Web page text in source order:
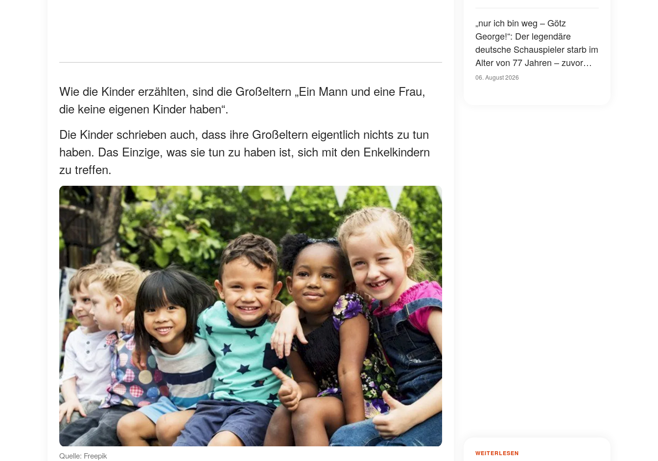
Wie die Kinder erzählten, sind die Großeltern „Ein Mann und eine Frau,
die keine eigenen Kinder haben“.
Die Kinder schrieben auch, dass ihre Großeltern eigentlich nichts zu tun
haben. Das Einzige, was sie tun zu haben ist, sich mit den Enkelkindern
zu treffen.
Quelle: Freepik
„nur ich bin weg – Götz
George!“: Der legendäre
deutsche Schauspieler starb im
Alter von 77 Jahren – zuvor
hatte er über seinen eigenen
06. August 2026
WEITERLESEN